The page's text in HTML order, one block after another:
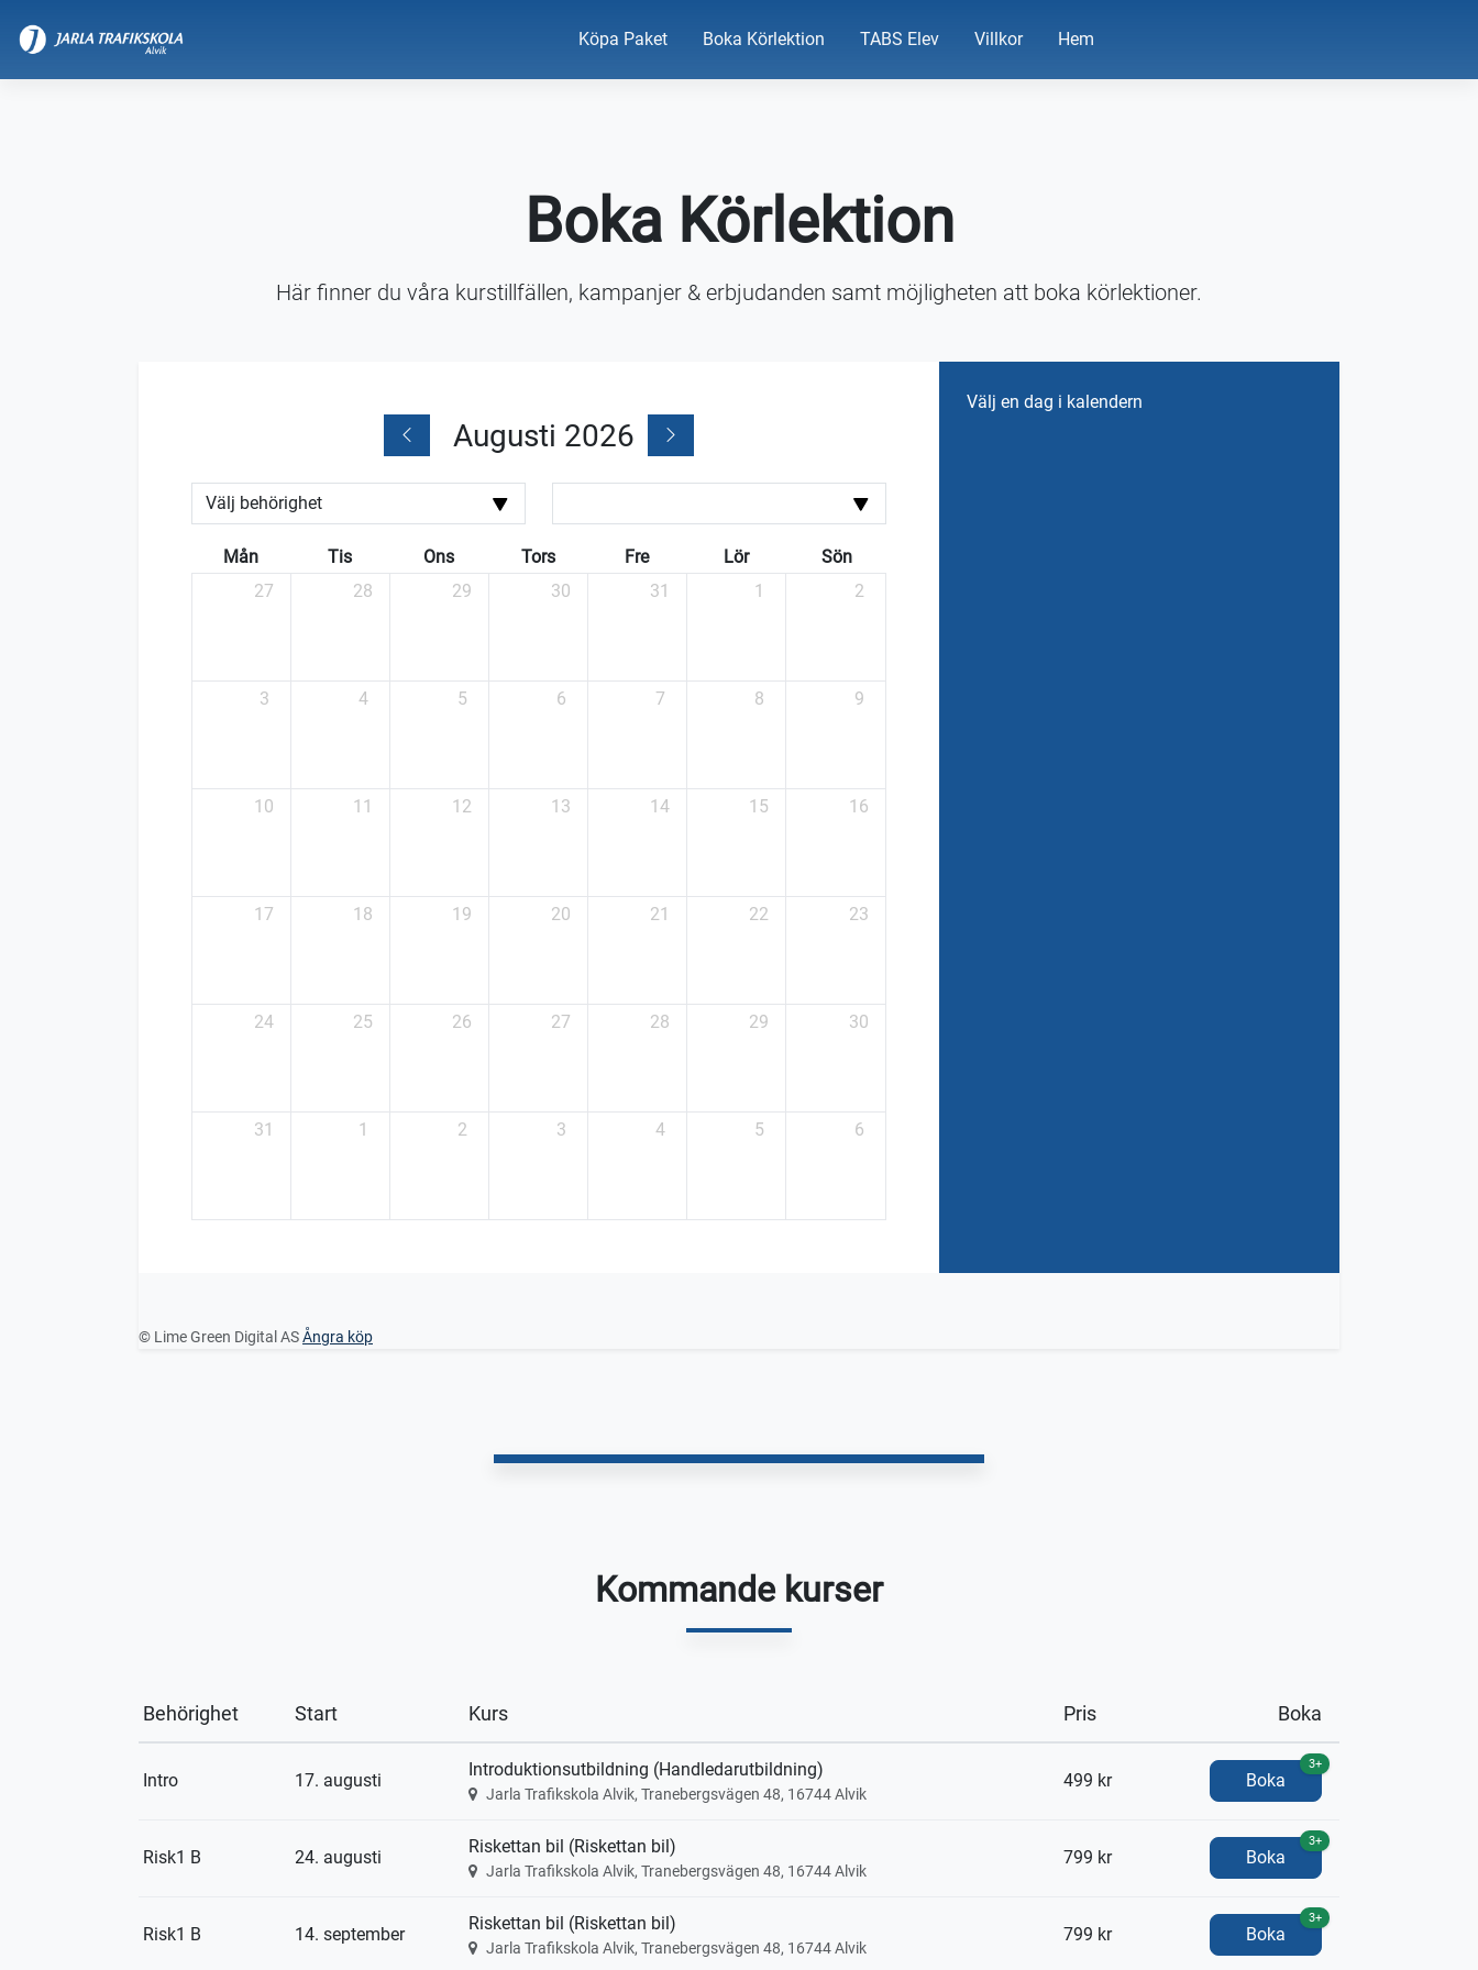
Köpa Paket Boka Körlektion TABS Elev Villkor Hem
Boka Körlektion
Här finner du våra kurstillfällen, kampanjer & erbjudanden samt möjligheten att boka körlektioner.
Augusti 2026
Mån Tis Ons Tors Fre Lör
Sön
27
28 29 30 31 1 2
3 4 5 6 7 8 9
10 11 12 13 14 15 16
17 18 19 20 21 22 23
24 25 26 27 28 29 30
31 1 2 3 4 5 6
Välj en dag i kalendern
© Lime Green Digital ASÅngra köp
Kommande kurser
Behörighet Start Kurs Pris Boka
Intro 17. augusti
Introduktionsutbildning (Handledarutbildning)
Jarla Trafikskola Alvik, Tranebergsvägen 48, 16744 Alvik
499 kr Boka
3+
Risk1 B 24. augusti
Riskettan bil (Riskettan bil)
Jarla Trafikskola Alvik, Tranebergsvägen 48, 16744 Alvik
799 kr Boka
3+
Risk1 B 14. september
Riskettan bil (Riskettan bil)
Jarla Trafikskola Alvik, Tranebergsvägen 48, 16744 Alvik
799 kr Boka
3+